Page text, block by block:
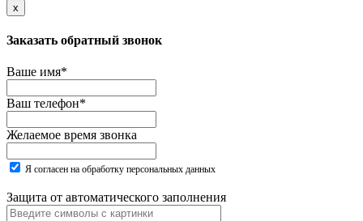
x
Заказать обратный звонок
Ваше имя*
Ваш телефон*
Желаемое время звонка
Я согласен на обработку персональных данных
Защита от автоматического заполнения